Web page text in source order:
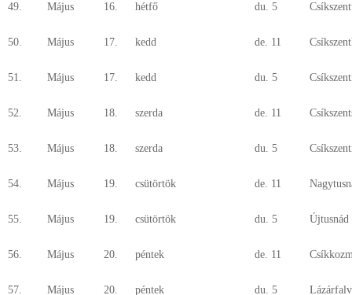
49. Május 16. hétfő du. 5
50. Május 17. kedd de. 11
51. Május 17. kedd du. 5
52. Május 18. szerda de. 11
53. Május 18. szerda du. 5
54. Május 19. csütörtök de. 11
55. Május 19. csütörtök du. 5 Újtusnád
56. Május 20. péntek de. 11
57. Május 20. péntek du. 5